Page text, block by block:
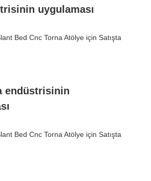
uygulaması
endüstrisinin